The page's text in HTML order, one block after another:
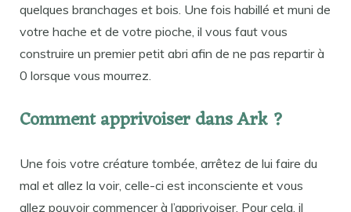
quelques branchages et bois. Une fois habillé et muni de
votre hache et de votre pioche, il vous faut vous
construire un premier petit abri afin de ne pas repartir à
0 lorsque vous mourrez.
Comment apprivoiser dans Ark ?
Une fois votre créature tombée, arrêtez de lui faire du
mal et allez la voir, celle-ci est inconsciente et vous
allez pouvoir commencer à l’apprivoiser. Pour cela, il